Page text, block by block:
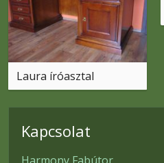
Laura íróasztal
Kapcsolat
Harmony Fabútor